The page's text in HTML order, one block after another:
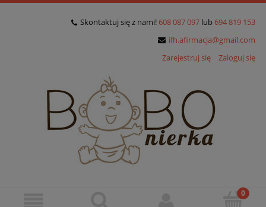
Skontaktuj się z nami! 608 087 097 lub 694 819 153
ifh.afirmacja@gmail.com
Zarejestruj się
Zaloguj się